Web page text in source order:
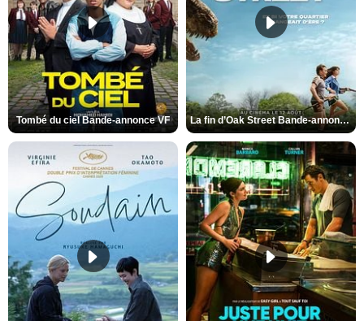
Tombé du ciel Bande-annonce VF La fin d’Oak Street Bande-annonce VO STFR